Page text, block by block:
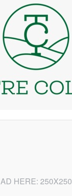
AD HERE: 250X250